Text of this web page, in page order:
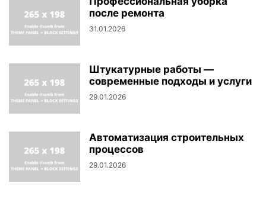
после ремонта
31.01.2026
Штукатурные работы —
современные подходы и услуги
29.01.2026
Автоматизация строительных
процессов
29.01.2026